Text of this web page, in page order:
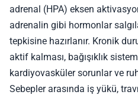
adrenal (HPA) eksen
adrenalin gibi hormonlar
tepkisine hazırlanır. Kronik
aktif kalması, bağışıklık
kardiyovasküler sorunlar ve
Sebepler arasında iş yükü,